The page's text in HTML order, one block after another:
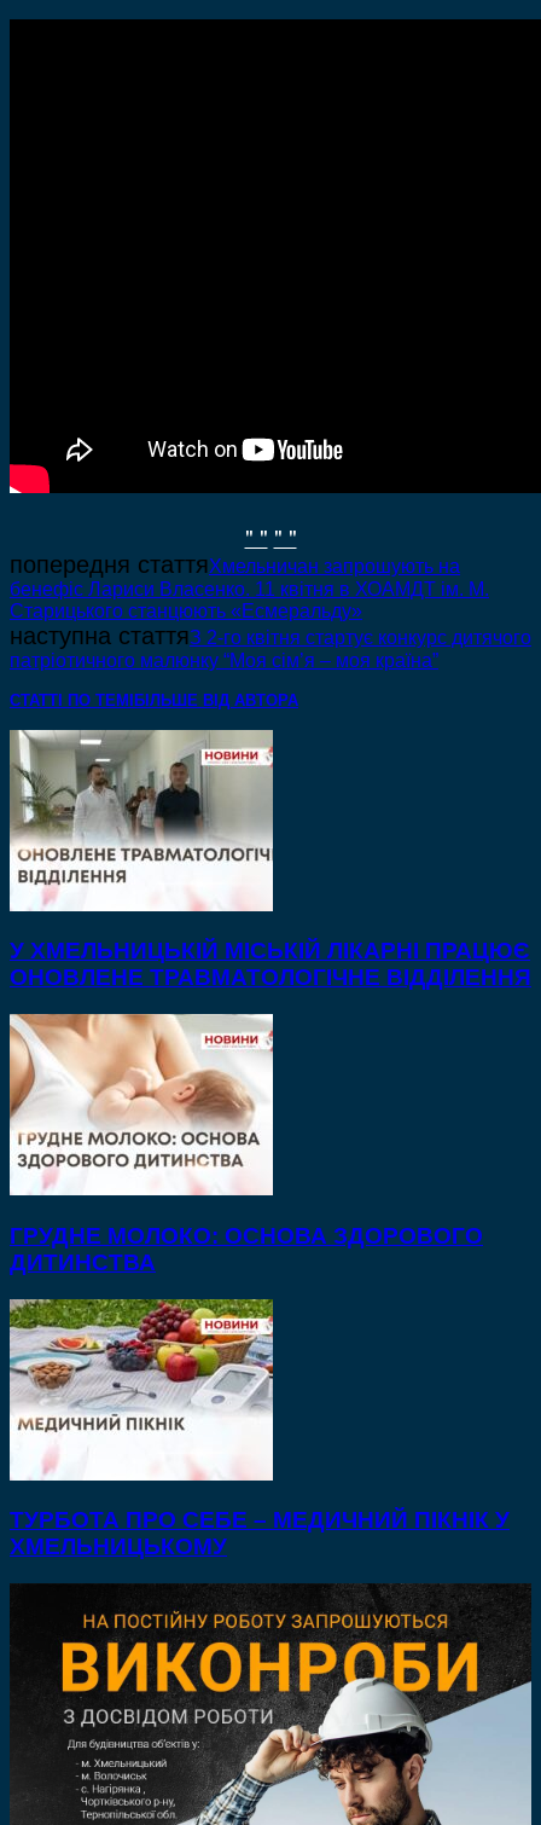
" " " "
попередня статтяХмельничан запрошують на
бенефіс Лариси Власенко. 11 квітня в ХОАМДТ ім. М.
Старицького станцюють «Есмеральду»
наступна статтяЗ 2-го квітня стартує конкурс дитячого
патріотичного малюнку “Моя сім’я – моя країна”
СТАТТІ ПО ТЕМІ БІЛЬШЕ ВІД АВТОРА
У ХМЕЛЬНИЦЬКІЙ МІСЬКІЙ ЛІКАРНІ ПРАЦЮЄ
ОНОВЛЕНЕ ТРАВМАТОЛОГІЧНЕ ВІДДІЛЕННЯ
ГРУДНЕ МОЛОКО: ОСНОВА ЗДОРОВОГО
ДИТИНСТВА
ТУРБОТА ПРО СЕБЕ – МЕДИЧНИЙ ПІКНІК У
ХМЕЛЬНИЦЬКОМУ